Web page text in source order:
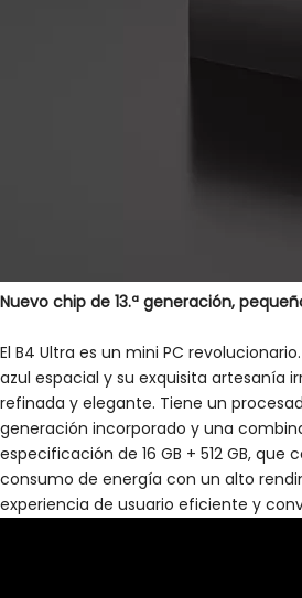
Nuevo chip de 13.ª generación,
El B4 Ultra es un mini PC
azul espacial y su exquisita artesanía
refinada y elegante. Tiene un
generación incorporado y una
especificación de 16 GB + 512 GB, que
consumo de energía con un alto
experiencia de usuario eficiente y